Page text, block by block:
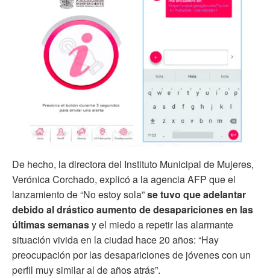
De hecho, la directora del Instituto Municipal de Mujeres,
Verónica Corchado, explicó a la agencia AFP que el
lanzamiento de “No estoy sola”se tuvo que adelantar
debido al drástico aumento de desapariciones en las
últimas semanasy el miedo a repetir las alarmante
situación vivida en la ciudad hace 20 años: “Hay
preocupación por las desapariciones de jóvenes con un
perfil muy similar al de años atrás”.